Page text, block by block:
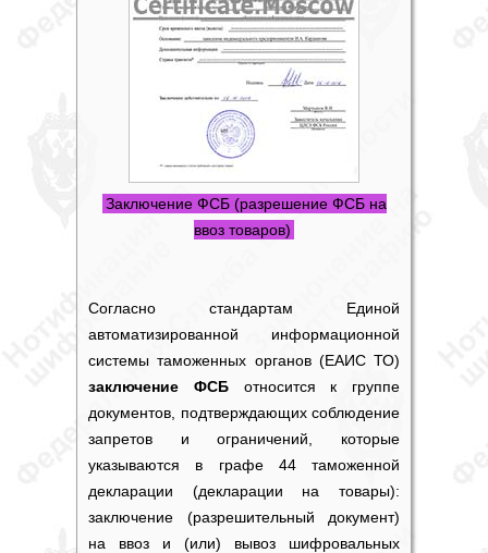
Заключение ФСБ (разрешение ФСБ на
ввоз товаров)
Согласно стандартам Единой
автоматизированной информационной
системы таможенных органов (ЕАИС ТО)
заключение ФСБотносится к группе
документов, подтверждающих соблюдение
запретов и ограничений, которые
указываются в графе 44 таможенной
декларации (декларации на товары):
заключение (разрешительный документ)
на ввоз и (или) вывоз шифровальных